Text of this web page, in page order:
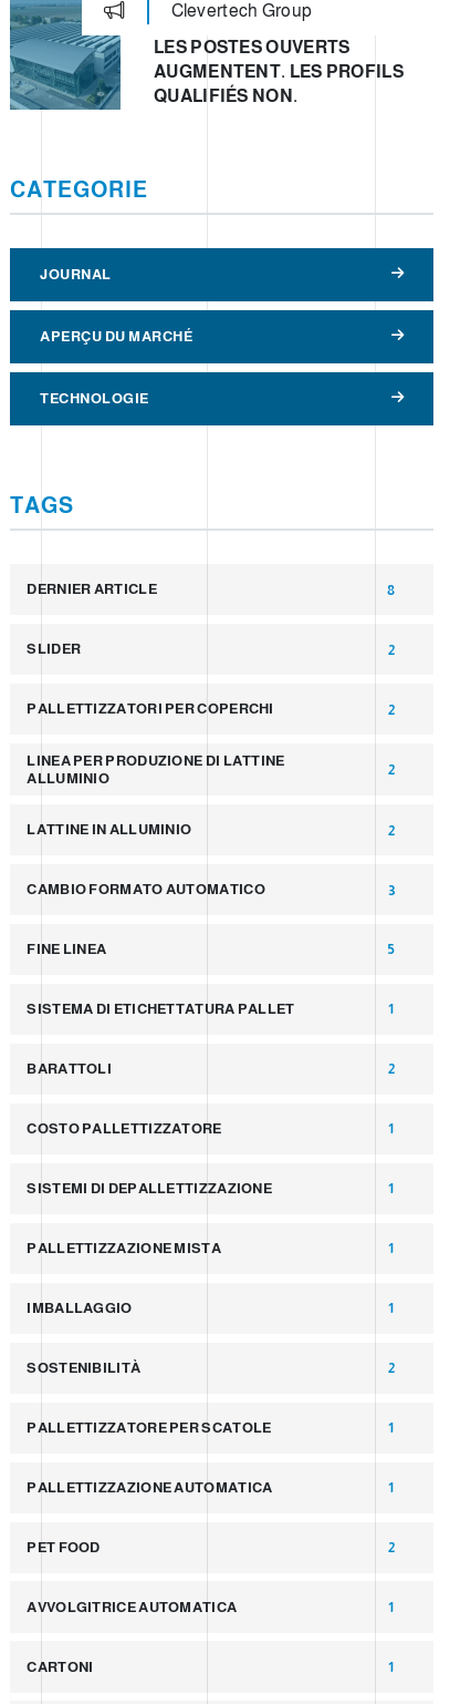
Clevertech Group
LES POSTES OUVERTS
AUGMENTENT. LES PROFILS
QUALIFIÉS NON.
CATEGORIE
JOURNAL
APERÇU DU MARCHÉ
TECHNOLOGIE
TAGS
DERNIER ARTICLE 8
SLIDER 2
PALLETTIZZATORI PER COPERCHI 2
LINEA PER PRODUZIONE DI LATTINE
ALLUMINIO
2
LATTINE IN ALLUMINIO 2
CAMBIO FORMATO AUTOMATICO 3
FINE LINEA 5
SISTEMA DI ETICHETTATURA PALLET 1
BARATTOLI 2
COSTO PALLETTIZZATORE 1
SISTEMI DI DEPALLETTIZZAZIONE 1
PALLETTIZZAZIONE MISTA 1
IMBALLAGGIO 1
SOSTENIBILITÀ 2
PALLETTIZZATORE PER SCATOLE 1
PALLETTIZZAZIONE AUTOMATICA 1
PET FOOD 2
AVVOLGITRICE AUTOMATICA 1
CARTONI 1